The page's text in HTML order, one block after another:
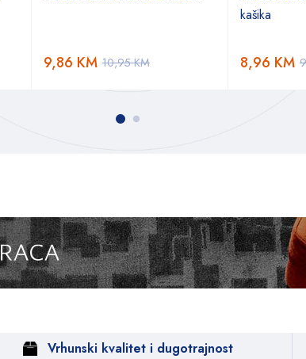
10,95KM
9,86 KM
kašika
8,96 KM
Vrhunski kvalitet i dugotrajnost